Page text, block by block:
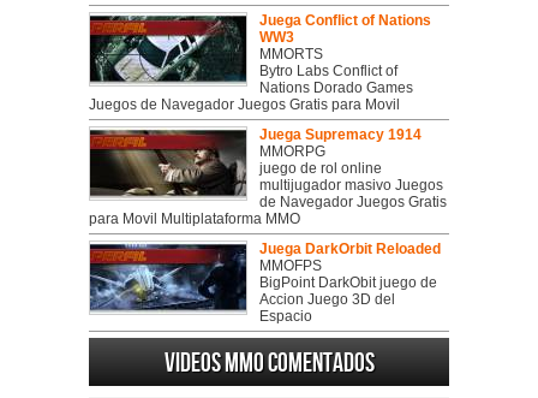
Juega Conflict of Nations
WW3
MMORTS
Bytro Labs Conflict of
Nations Dorado Games
Juegos de Navegador Juegos Gratis para Movil
Juega Supremacy 1914
MMORPG
juego de rol online
multijugador masivo Juegos
de Navegador Juegos Gratis
para Movil Multiplataforma MMO
Juega DarkOrbit Reloaded
MMOFPS
BigPoint DarkObit juego de
Accion Juego 3D del
Espacio
Videos MMO Comentados